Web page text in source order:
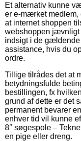
Et alternativ kunne
er e-mærket medlem,
at internet shoppen
webshoppen jævnligt
indsigt i de gældende
assistance, hvis du
ordre.
Tillige tilrådes det at
betydningsfulde
bestillingen, fx
grund af dette er det
permanent bevarer
enhver tid vil kunne
8″ søgespole –
en pige eller dreng.